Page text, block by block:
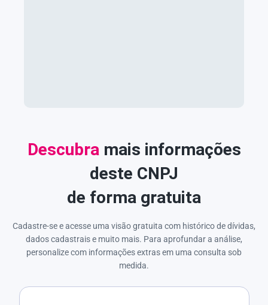
Descubramais informações
deste CNPJ
de forma gratuita
Cadastre-se e acesse uma visão gratuita com histórico de dívidas,
dados cadastrais e muito mais. Para aprofundar a análise,
personalize com informações extras em uma consulta sob
medida.